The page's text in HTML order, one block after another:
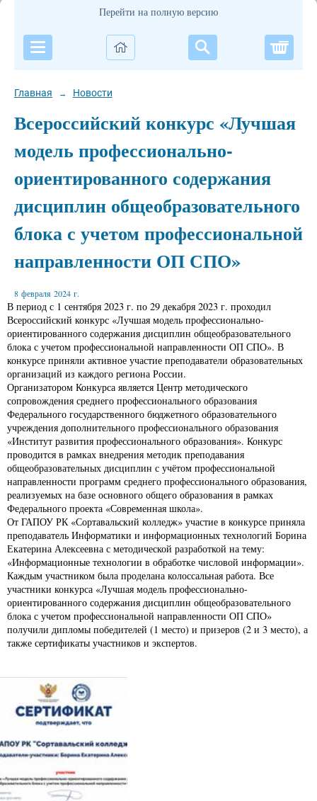
Перейти на полную версию
Главная → Новости
Всероссийский конкурс «Лучшая
модель профессионально-
ориентированного содержания
дисциплин общеобразовательного
блока с учетом профессиональной
направленности ОП СПО»
8 февраля 2024 г.
В период с 1 сентября 2023 г. по 29 декабря 2023 г. проходил
Всероссийский конкурс «Лучшая модель профессионально-
ориентированного содержания дисциплин общеобразовательного
блока с учетом профессиональной направленности ОП СПО». В
конкурсе приняли активное участие преподаватели образовательных
организаций из каждого региона России.
Организатором Конкурса является Центр методического
сопровождения среднего профессионального образования
Федерального государственного бюджетного образовательного
учреждения дополнительного профессионального образования
«Институт развития профессионального образования». Конкурс
проводится в рамках внедрения методик преподавания
общеобразовательных дисциплин с учётом профессиональной
направленности программ среднего профессионального образования,
реализуемых на базе основного общего образования в рамках
Федерального проекта «Современная школа».
От ГАПОУ РК «Сортавальский колледж» участие в конкурсе приняла
преподаватель Информатики и информационных технологий Борина
Екатерина Алексеевна с методической разработкой на тему:
«Информационные технологии в обработке числовой информации».
Каждым участником была проделана колоссальная работа. Все
участники конкурса «Лучшая модель профессионально-
ориентированного содержания дисциплин общеобразовательного
блока с учетом профессиональной направленности ОП СПО»
получили дипломы победителей (1 место) и призеров (2 и 3 место), а
также сертификаты участников и экспертов.